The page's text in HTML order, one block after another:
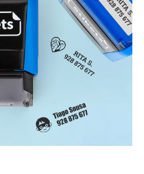
para usar
a placa de borracha já